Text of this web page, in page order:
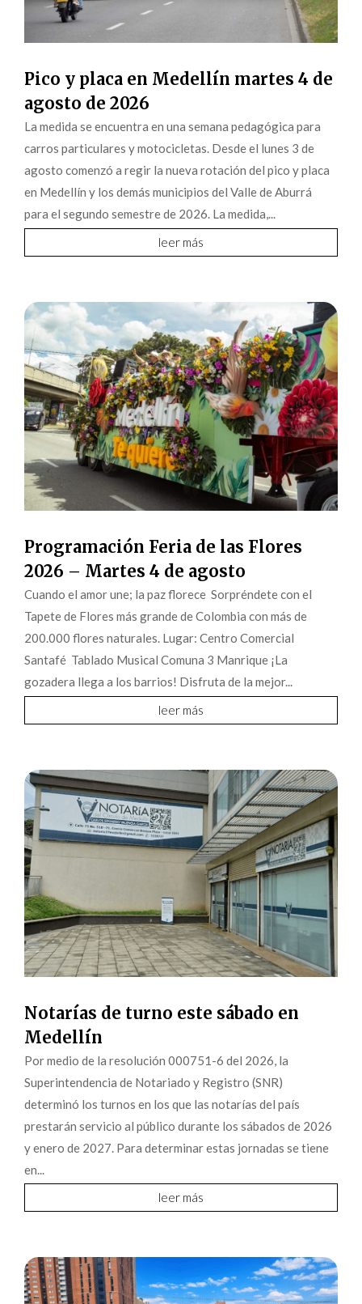
Pico y placa en Medellín martes 4 de
agosto de 2026
La medida se encuentra en una semana pedagógica para
carros particulares y motocicletas. Desde el lunes 3 de
agosto comenzó a regir la nueva rotación del pico y placa
en Medellín y los demás municipios del Valle de Aburrá
para el segundo semestre de 2026. La medida,...
leer más
Programación Feria de las Flores
2026 – Martes 4 de agosto
Cuando el amor une; la paz florece Sorpréndete con el
Tapete de Flores más grande de Colombia con más de
200.000 flores naturales. Lugar: Centro Comercial
Santafé Tablado Musical Comuna 3 Manrique ¡La
gozadera llega a los barrios! Disfruta de la mejor...
leer más
Notarías de turno este sábado en
Medellín
Por medio de la resolución 000751-6 del 2026, la
Superintendencia de Notariado y Registro (SNR)
determinó los turnos en los que las notarías del país
prestarán servicio al público durante los sábados de 2026
y enero de 2027. Para determinar estas jornadas se tiene
en...
leer más